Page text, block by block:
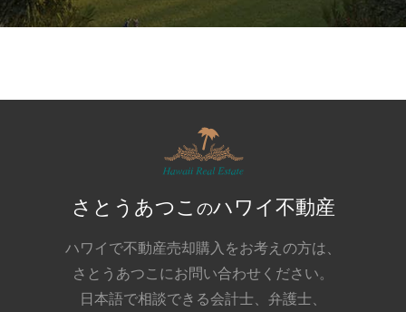
さとうあつこ のハワイ不動産
ハワイで不動産売却購入をお考えの方は、
さとうあつこにお問い合わせください。
日本語で相談できる会計士、弁護士、